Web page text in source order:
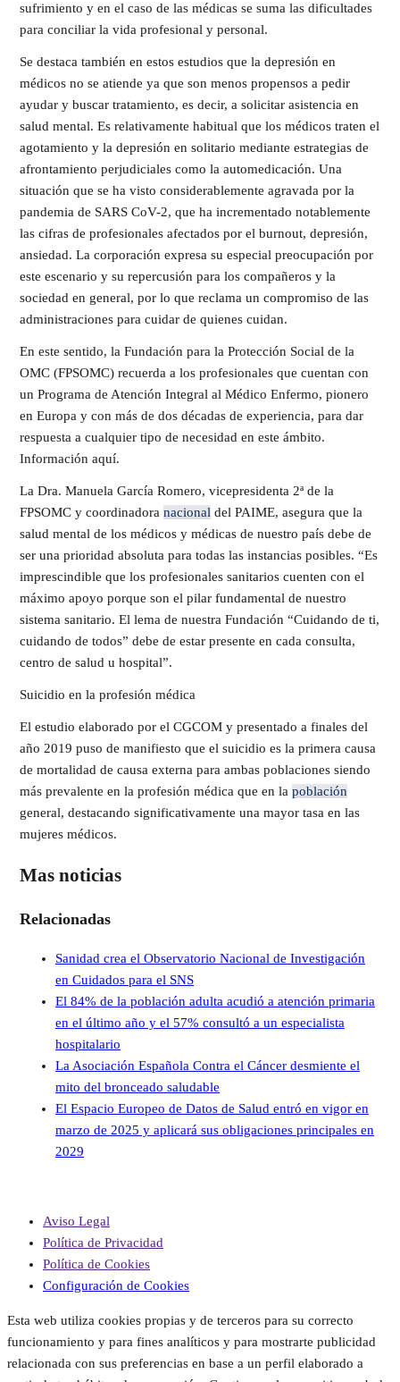
sufrimiento y en el caso de las médicas se suma las dificultades
para conciliar la vida profesional y personal.
Se destaca también en estos estudios que la depresión en
médicos no se atiende ya que son menos propensos a pedir
ayudar y buscar tratamiento, es decir, a solicitar asistencia en
salud mental. Es relativamente habitual que los médicos traten el
agotamiento y la depresión en solitario mediante estrategias de
afrontamiento perjudiciales como la automedicación. Una
situación que se ha visto considerablemente agravada por la
pandemia de SARS CoV-2, que ha incrementado notablemente
las cifras de profesionales afectados por el burnout, depresión,
ansiedad. La corporación expresa su especial preocupación por
este escenario y su repercusión para los compañeros y la
sociedad en general, por lo que reclama un compromiso de las
administraciones para cuidar de quienes cuidan.
En este sentido, la Fundación para la Protección Social de la
OMC (FPSOMC) recuerda a los profesionales que cuentan con
un Programa de Atención Integral al Médico Enfermo, pionero
en Europa y con más de dos décadas de experiencia, para dar
respuesta a cualquier tipo de necesidad en este ámbito.
Información aquí.
La Dra. Manuela García Romero, vicepresidenta 2ª de la
FPSOMC y coordinadora nacional del PAIME, asegura que la
salud mental de los médicos y médicas de nuestro país debe de
ser una prioridad absoluta para todas las instancias posibles. “Es
imprescindible que los profesionales sanitarios cuenten con el
máximo apoyo porque son el pilar fundamental de nuestro
sistema sanitario. El lema de nuestra Fundación “Cuidando de ti,
cuidando de todos” debe de estar presente en cada consulta,
centro de salud u hospital”.
Suicidio en la profesión médica
El estudio elaborado por el CGCOM y presentado a finales del
año 2019 puso de manifiesto que el suicidio es la primera causa
de mortalidad de causa externa para ambas poblaciones siendo
más prevalente en la profesión médica que en la población
general, destacando significativamente una mayor tasa en las
mujeres médicos.
Mas noticias
Relacionadas
Sanidad crea el Observatorio Nacional de Investigación
en Cuidados para el SNS
El 84% de la población adulta acudió a atención primaria
en el último año y el 57% consultó a un especialista
hospitalario
La Asociación Española Contra el Cáncer desmiente el
mito del bronceado saludable
El Espacio Europeo de Datos de Salud entró en vigor en
marzo de 2025 y aplicará sus obligaciones principales en
2029
Aviso Legal
Política de Privacidad
Política de Cookies
Configuración de Cookies
Esta web utiliza cookies propias y de terceros para su correcto
funcionamiento y para fines analíticos y para mostrarte publicidad
relacionada con sus preferencias en base a un perfil elaborado a